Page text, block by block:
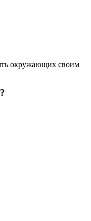
окружающих своим